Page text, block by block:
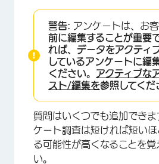
警告: アンケートは、お
前に編集することが重要
れば、データをアクティ
しているアンケートに編
ください。 アクティブな
スト/編集を参照してくだ
質問はいくつでも追加できま
ケート調査は短ければ短い
る可能性が高くなることを覚
い。